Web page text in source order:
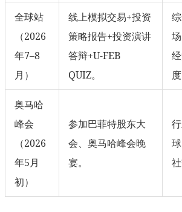
全球站
（2026
年7–8
月）
线上模拟交易+投资
策略报告+投资演讲
答辩+U-FEB
QUIZ。
度
奥马哈
峰会
（2026
年5月
初）
参加巴菲特股东大
会、奥马哈峰会晚
宴。